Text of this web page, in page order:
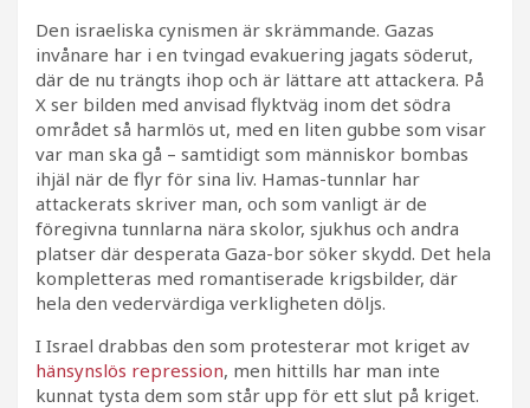
Den israeliska cynismen är skrämmande. Gazas
invånare har i en tvingad evakuering jagats söderut,
där de nu trängts ihop och är lättare att attackera. På
X ser bilden med anvisad flyktväg inom det södra
området så harmlös ut, med en liten gubbe som visar
var man ska gå – samtidigt som människor bombas
ihjäl när de flyr för sina liv. Hamas-tunnlar har
attackerats skriver man, och som vanligt är de
föregivna tunnlarna nära skolor, sjukhus och andra
platser där desperata Gaza-bor söker skydd. Det hela
kompletteras med romantiserade krigsbilder, där
hela den vedervärdiga verkligheten döljs.
I Israel drabbas den som protesterar mot kriget av
hänsynslös repression, men hittills har man inte
kunnat tysta dem som står upp för ett slut på kriget.